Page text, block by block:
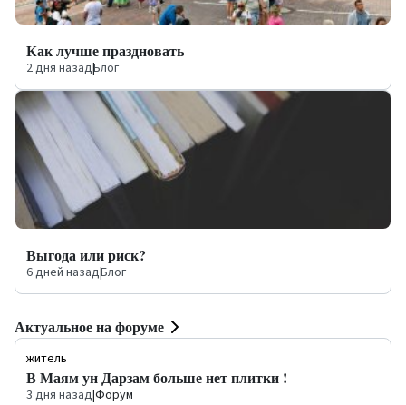
Как лучше праздновать
2 дня назад|Блог
Выгода или риск?
6 дней назад|Блог
Актуальное на форуме
житель
В Маям ун Дарзам больше нет плитки !
3 дня назад|Форум